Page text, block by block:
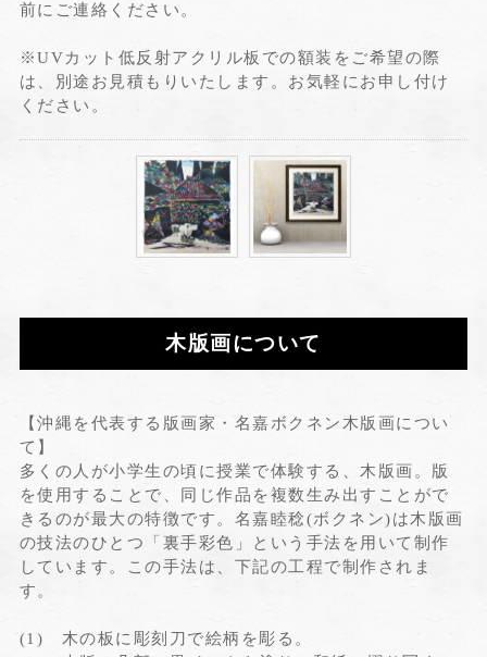
前にご連絡ください。
※UVカット低反射アクリル板での額装をご希望の際
は、別途お見積もりいたします。お気軽にお申し付け
ください。
木版画について
【沖縄を代表する版画家・名嘉ボクネン木版画につい
て】
多くの人が小学生の頃に授業で体験する、木版画。版
を使用することで、同じ作品を複数生み出すことがで
きるのが最大の特徴です。名嘉睦稔(ボクネン)は木版画
の技法のひとつ「裏手彩色」という手法を用いて制作
しています。この手法は、下記の工程で制作されま
す。
(1) 木の板に彫刻刀で絵柄を彫る。